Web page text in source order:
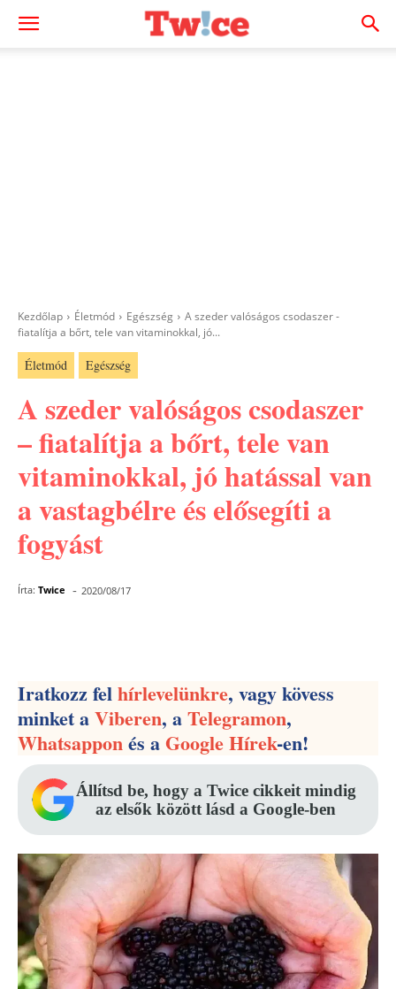
Kezdőlap Életmód Egészség
A szeder valóságos csodaszer -
fiatalítja a bőrt, tele van vitaminokkal, jó...
Életmód Egészség
A szeder valóságos csodaszer
– fiatalítja a bőrt, tele van
vitaminokkal, jó hatással van
a vastagbélre és elősegíti a
fogyást
Írta: Twice - 2020/08/17
Iratkozz felhírlevelünkre, vagy kövess
minket aViberen, aTelegramon,
Whatsapponés aGoogle Hírek-en!
Állítsd be, hogy a Twice cikkeit mindig
az elsők között lásd a Google-ben